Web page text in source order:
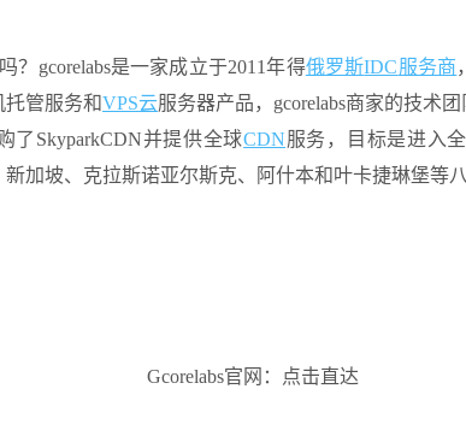
？gcorelabs是一家成立于2011年得俄罗斯IDC服务商
管服务和VPS云服务器产品，gcorelabs商家的技术
了SkyparkCDN并提供全球CDN服务，目标是进入
新加坡、克拉斯诺亚尔斯克、阿什本和叶卡捷琳堡等
Gcorelabs官网：点击直达